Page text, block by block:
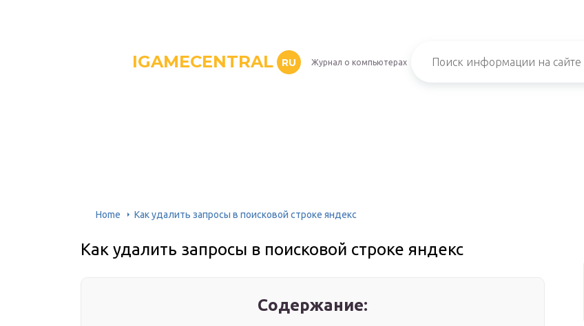
IGAMECENTRAL RU Журнал о компьютерах
Home Как удалить запросы в поисковой строке яндекс
Как удалить запросы в поисковой строке яндекс
Содержание: